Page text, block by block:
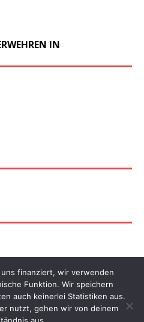
IN
finanziert, wir verwenden
Funktion. Wir speichern
auch keinerlei Statistiken aus.
nutzt, gehen wir von deinem